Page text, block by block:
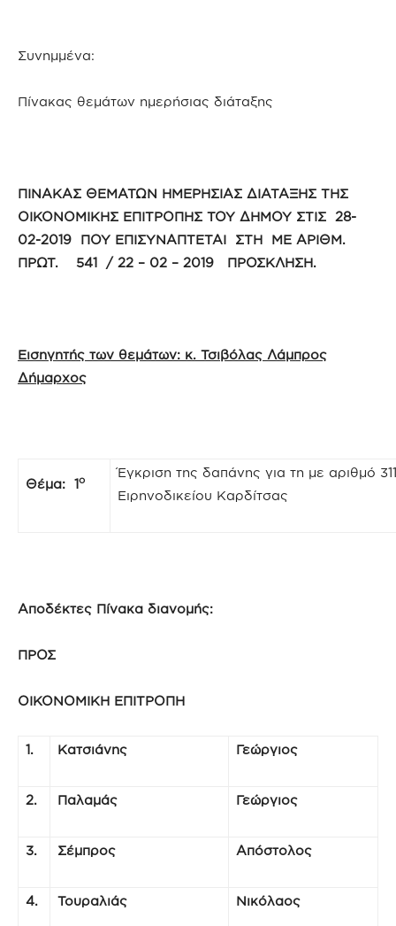
Συνημμένα:
Πίνακας θεμάτων ημερήσιας διάταξης
ΠΙΝΑΚΑΣ ΘΕΜΑΤΩΝ ΗΜΕΡΗΣΙΑΣ ΔΙΑΤΑΞΗΣ ΤΗΣ
ΟΙΚΟΝΟΜΙΚΗΣ ΕΠΙΤΡΟΠΗΣ ΤΟΥ ΔΗΜΟΥ ΣΤΙΣ 28-
02-2019 ΠΟΥ ΕΠΙΣΥΝΑΠΤΕΤΑΙ ΣΤΗ ΜΕ ΑΡΙΘΜ.
ΠΡΩΤ. 541 / 22 – 02 – 2019 ΠΡΟΣΚΛΗΣΗ.
Εισηγητής των θεμάτων: κ. Τσιβόλας Λάμπρος
Δήμαρχος
Θέμα: 1ο
Έγκριση της δαπάνης για τη με αριθμό
Ειρηνοδικείου Καρδίτσας
Αποδέκτες Πίνακα διανομής:
ΠΡΟΣ
ΟΙΚΟΝΟΜΙΚΗ ΕΠΙΤΡΟΠΗ
1. Κατσιάνης Γεώργιος
2. Παλαμάς Γεώργιος
3. Σέμπρος Απόστολος
4. Τουραλιάς Νικόλαος